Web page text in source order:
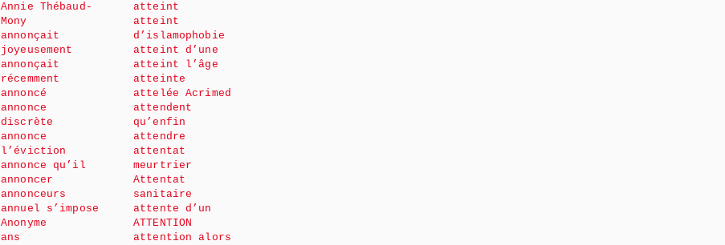
Annie Thébaud-
Mony
annonçait
joyeusement
annonçait
récemment
annoncé
annonce
discrète
annonce
l’éviction
annonce qu’il
annoncer
annonceurs
annuel s’impose
Anonyme
ans
atteint
atteint
d’islamophobie
atteint d’une
atteint l’âge
atteinte
attelée Acrimed
attendent
qu’enfin
attendre
attentat
meurtrier
Attentat
sanitaire
attente d’un
ATTENTION
attention alors